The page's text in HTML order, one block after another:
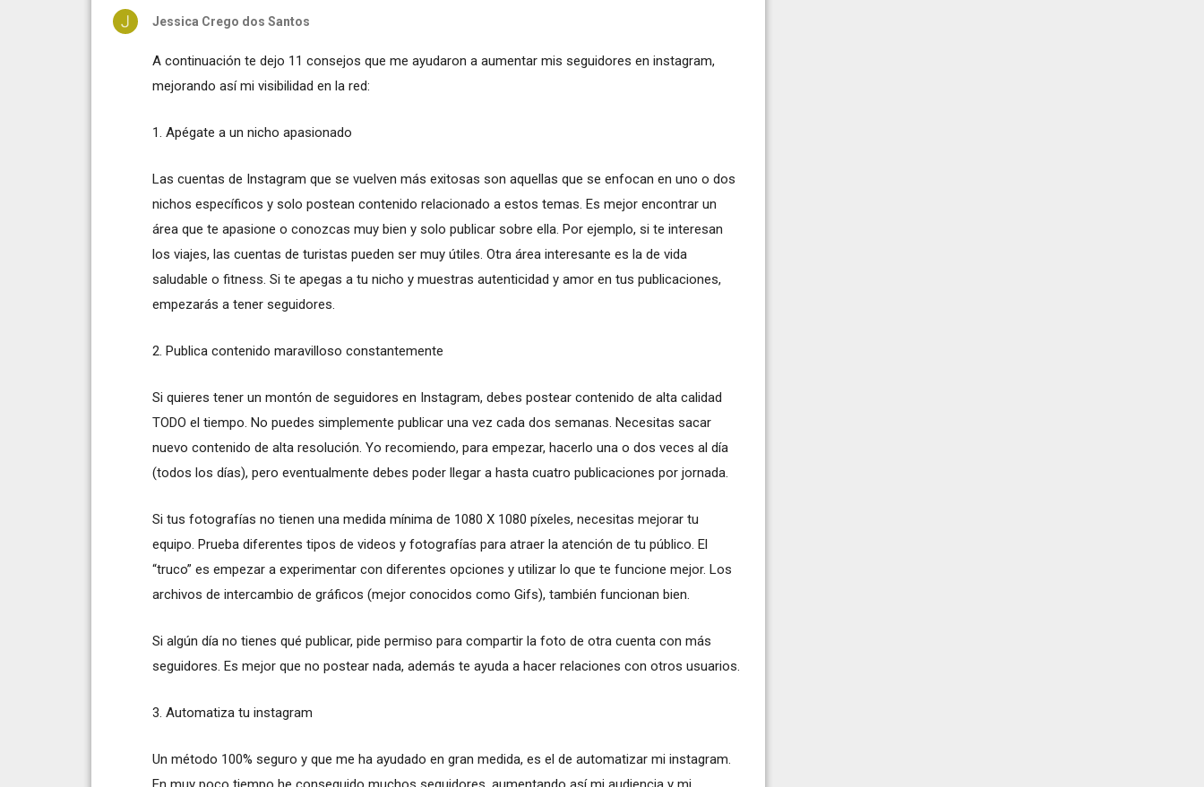
Jessica Crego dos Santos
A continuación te dejo 11 consejos que me ayudaron a aumentar mis seguidores en instagram,
mejorando así mi visibilidad en la red:
1. Apégate a un nicho apasionado
Las cuentas de Instagram que se vuelven más exitosas son aquellas que se enfocan en uno o dos
nichos específicos y solo postean contenido relacionado a estos temas. Es mejor encontrar un
área que te apasione o conozcas muy bien y solo publicar sobre ella. Por ejemplo, si te interesan
los viajes, las cuentas de turistas pueden ser muy útiles. Otra área interesante es la de vida
saludable o fitness. Si te apegas a tu nicho y muestras autenticidad y amor en tus publicaciones,
empezarás a tener seguidores.
2. Publica contenido maravilloso constantemente
Si quieres tener un montón de seguidores en Instagram, debes postear contenido de alta calidad
TODO el tiempo. No puedes simplemente publicar una vez cada dos semanas. Necesitas sacar
nuevo contenido de alta resolución. Yo recomiendo, para empezar, hacerlo una o dos veces al día
(todos los días), pero eventualmente debes poder llegar a hasta cuatro publicaciones por jornada.
Si tus fotografías no tienen una medida mínima de 1080 X 1080 píxeles, necesitas mejorar tu
equipo. Prueba diferentes tipos de videos y fotografías para atraer la atención de tu público. El
“truco” es empezar a experimentar con diferentes opciones y utilizar lo que te funcione mejor. Los
archivos de intercambio de gráficos (mejor conocidos como Gifs), también funcionan bien.
Si algún día no tienes qué publicar, pide permiso para compartir la foto de otra cuenta con más
seguidores. Es mejor que no postear nada, además te ayuda a hacer relaciones con otros usuarios.
3. Automatiza tu instagram
Un método 100% seguro y que me ha ayudado en gran medida, es el de automatizar mi instagram.